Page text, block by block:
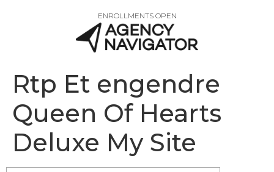
ENROLLMENTS OPEN
Rtp Et engendre
Queen Of Hearts
Deluxe My Site